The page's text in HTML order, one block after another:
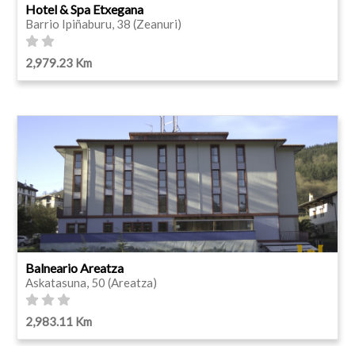
Hotel & Spa Etxegana
Barrio Ipiñaburu, 38 (Zeanuri)
2,979.23 Km
Balneario Areatza
Askatasuna, 50 (Areatza)
2,983.11 Km